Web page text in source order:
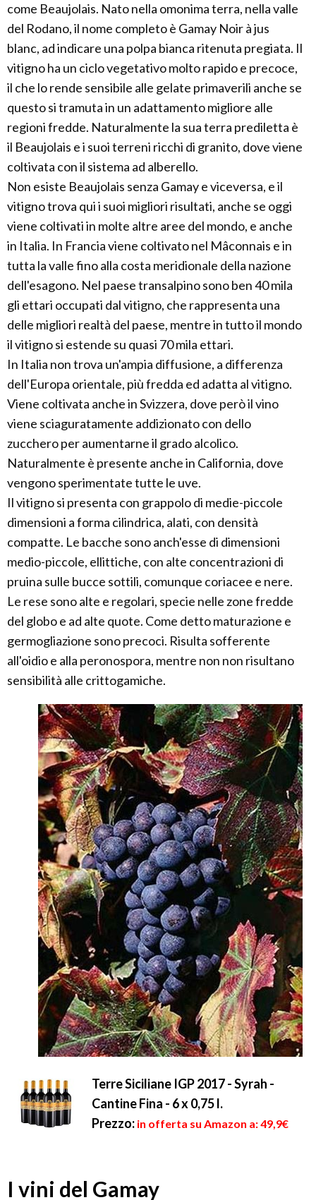
come Beaujolais. Nato nella omonima terra, nella valle
del Rodano, il nome completo è Gamay Noir à jus
blanc, ad indicare una polpa bianca ritenuta pregiata. Il
vitigno ha un ciclo vegetativo molto rapido e precoce,
il che lo rende sensibile alle gelate primaverili anche se
questo si tramuta in un adattamento migliore alle
regioni fredde. Naturalmente la sua terra prediletta è
il Beaujolais e i suoi terreni ricchi di granito, dove viene
coltivata con il sistema ad alberello.
Non esiste Beaujolais senza Gamay e viceversa, e il
vitigno trova qui i suoi migliori risultati, anche se oggi
viene coltivati in molte altre aree del mondo, e anche
in Italia. In Francia viene coltivato nel Mâconnais e in
tutta la valle fino alla costa meridionale della nazione
dell'esagono. Nel paese transalpino sono ben 40 mila
gli ettari occupati dal vitigno, che rappresenta una
delle migliori realtà del paese, mentre in tutto il mondo
il vitigno si estende su quasi 70 mila ettari.
In Italia non trova un'ampia diffusione, a differenza
dell'Europa orientale, più fredda ed adatta al vitigno.
Viene coltivata anche in Svizzera, dove però il vino
viene sciaguratamente addizionato con dello
zucchero per aumentarne il grado alcolico.
Naturalmente è presente anche in California, dove
vengono sperimentate tutte le uve.
Il vitigno si presenta con grappolo di medie-piccole
dimensioni a forma cilindrica, alati, con densità
compatte. Le bacche sono anch'esse di dimensioni
medio-piccole, ellittiche, con alte concentrazioni di
pruina sulle bucce sottili, comunque coriacee e nere.
Le rese sono alte e regolari, specie nelle zone fredde
del globo e ad alte quote. Come detto maturazione e
germogliazione sono precoci. Risulta sofferente
all'oidio e alla peronospora, mentre non non risultano
sensibilità alle crittogamiche.
Terre Siciliane IGP 2017 - Syrah -
Cantine Fina - 6 x 0,75 l.
Prezzo: in offerta su Amazon a: 49,9€
I vini del Gamay